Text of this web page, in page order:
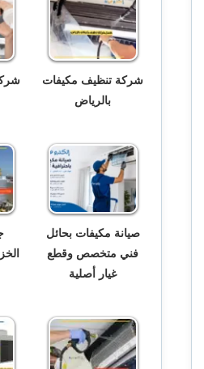
شركة تنظيف مكيفات
بالرياض
صيانة مكيفات بحائل
فني متخصص وقطع
غيار أصلية